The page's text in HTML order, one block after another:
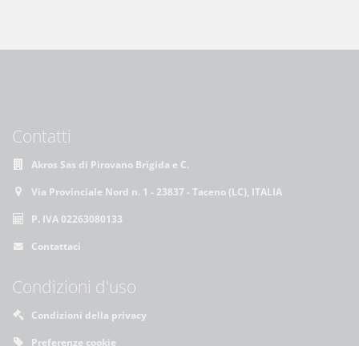
Contatti
Akros Sas di Pirovano Brigida e C.
Via Provinciale Nord n. 1 - 23837 - Taceno (LC), ITALIA
P. IVA 02263080133
Contattaci
Condizioni d'uso
Condizioni della privacy
Preferenze cookie